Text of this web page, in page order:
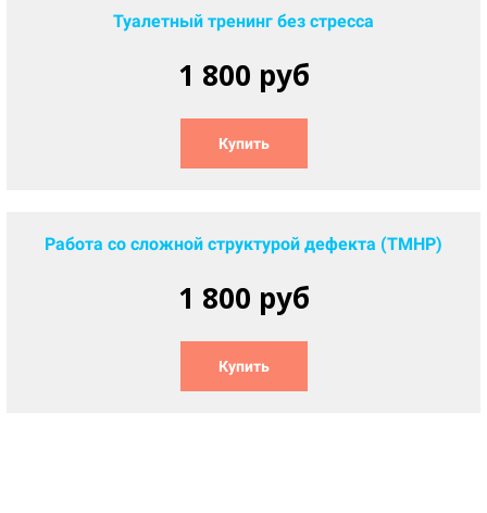
Туалетный тренинг без стресса
1 800 руб
Купить
Работа со сложной структурой дефекта (ТМНР)
1 800 руб
Купить